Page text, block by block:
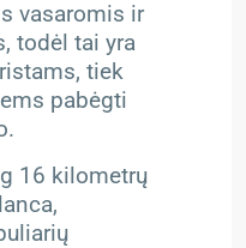
vasaromis ir
todėl tai yra
tiek
pabėgti
16 kilometrų